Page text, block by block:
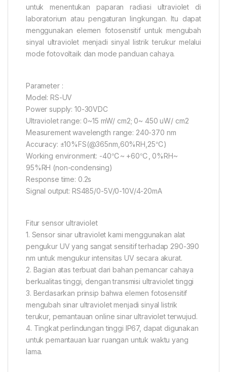
untuk menentukan paparan radiasi ultraviolet di
laboratorium atau pengaturan lingkungan. Itu dapat
menggunakan elemen fotosensitif untuk mengubah
sinyal ultraviolet menjadi sinyal listrik terukur melalui
mode fotovoltaik dan mode panduan cahaya.
Parameter :
Model: RS-UV
Power supply: 10-30VDC
Ultraviolet range: 0~15 mW/ cm2; 0~ 450 uW/ cm2
Measurement wavelength range: 240-370 nm
Accuracy: ±10%FS(@365nm,60%RH,25℃)
Working environment: -40℃~ +60℃, 0%RH~
95%RH (non-condensing)
Response time: 0.2s
Signal output: RS485/0-5V/0-10V/4-20mA
Fitur sensor ultraviolet
1. Sensor sinar ultraviolet kami menggunakan alat
pengukur UV yang sangat sensitif terhadap 290-390
nm untuk mengukur intensitas UV secara akurat.
2. Bagian atas terbuat dari bahan pemancar cahaya
berkualitas tinggi, dengan transmisi ultraviolet tinggi
3. Berdasarkan prinsip bahwa elemen fotosensitif
mengubah sinar ultraviolet menjadi sinyal listrik
terukur, pemantauan online sinar ultraviolet terwujud.
4. Tingkat perlindungan tinggi IP67, dapat digunakan
untuk pemantauan luar ruangan untuk waktu yang
lama.